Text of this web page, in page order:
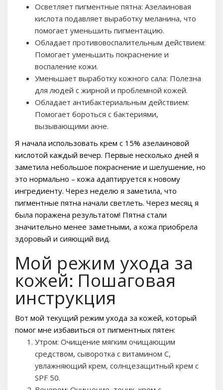
Осветляет пигментные пятна: Азелаиновая
кислота подавляет выработку меланина, что
помогает уменьшить пигментацию.
Обладает противовоспалительным действием:
Помогает уменьшить покраснение и
воспаление кожи.
Уменьшает выработку кожного сала: Полезна
для людей с жирной и проблемной кожей.
Обладает антибактериальным действием:
Помогает бороться с бактериями,
вызывающими акне.
Я начала использовать крем с 15% азелаиновой
кислотой каждый вечер. Первые несколько дней я
заметила небольшое покраснение и шелушение, но
это нормально – кожа адаптируется к новому
ингредиенту. Через неделю я заметила, что
пигментные пятна начали светлеть. Через месяц я
была поражена результатом! Пятна стали
значительно менее заметными, а кожа приобрела
здоровый и сияющий вид.
Мой режим ухода за
кожей: Пошаговая
инструкция
Вот мой текущий режим ухода за кожей, который
помог мне избавиться от пигментных пятен:
Утром: Очищение мягким очищающим
средством, сыворотка с витамином C,
увлажняющий крем, солнцезащитный крем с
SPF 50.